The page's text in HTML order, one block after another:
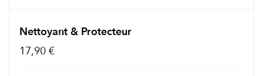
Nettoyant & Protecteur
17,90 €